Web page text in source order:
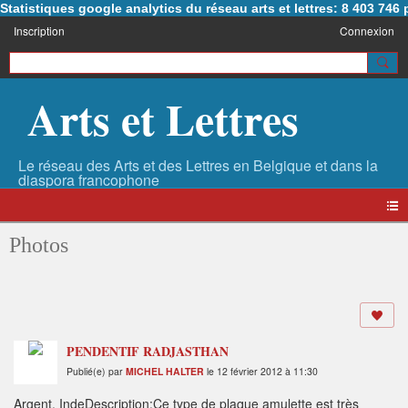
Statistiques google analytics du réseau arts et lettres: 8 403 746
Inscription Connexion
Arts et Lettres
Photos
PENDENTIF RADJASTHAN
Publié(e) par MICHEL HALTER le 12 février 2012 à 11:30
Argent, IndeDescription:Ce type de plaque amulette est très